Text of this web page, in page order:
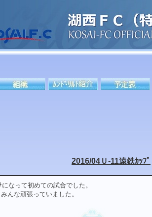
2016/04Ｕ-11遠鉄ｶｯﾌﾟ
なって初めての試合でした。
んな頑張っていました。